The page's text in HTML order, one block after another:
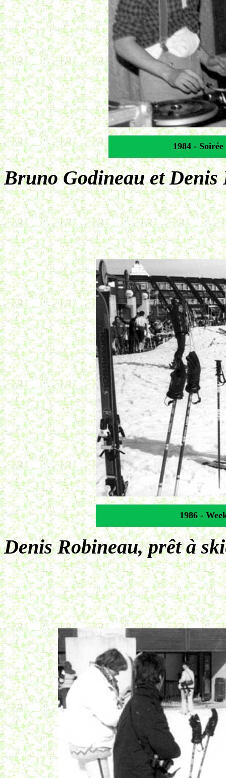
1984 -
Bruno Godineau et Denis
1986 -
Denis Robineau, prêt à